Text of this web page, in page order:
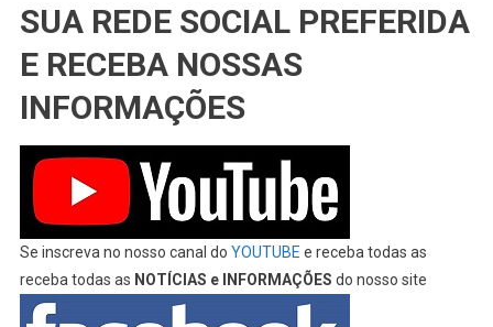
SUA REDE SOCIAL PREFERIDA
E RECEBA NOSSAS
INFORMAÇÕES
Se inscreva no nosso canal do YOUTUBE e receba todas as
receba todas as NOTÍCIAS e INFORMAÇÕES do nosso site